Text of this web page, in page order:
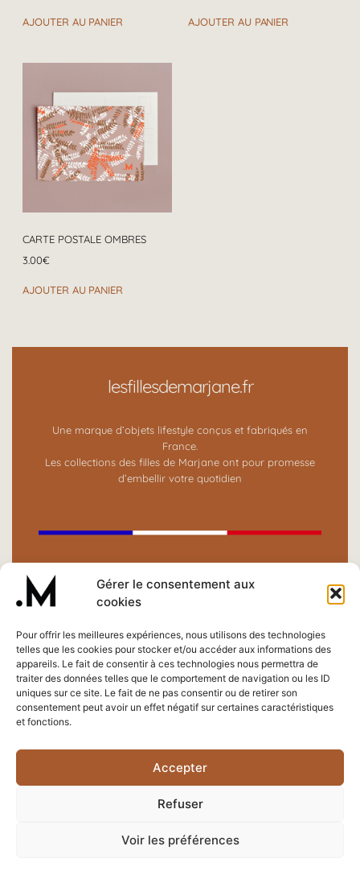
Gérer le consentement aux
cookies
Pour offrir les meilleures expériences, nous utilisons des technologies
telles que les cookies pour stocker et/ou accéder aux informations des
appareils. Le fait de consentir à ces technologies nous permettra de
traiter des données telles que le comportement de navigation ou les ID
uniques sur ce site. Le fait de ne pas consentir ou de retirer son
consentement peut avoir un effet négatif sur certaines caractéristiques
et fonctions.
Accepter
Refuser
Voir les préférences
AJOUTER AU PANIER AJOUTER AU PANIER
CARTE POSTALE OMBRES
3.00€
AJOUTER AU PANIER
lesfillesdemarjane.fr
Une marque d’objets lifestyle conçus et fabriqués en
France.
Les collections des filles de Marjane ont pour promesse
d’embellir votre quotidien
BOUTIQUE ⟶
CONTACT ⟶
Stylisme Et Création Des Produits © A Point Un
Tous Droits Réservés